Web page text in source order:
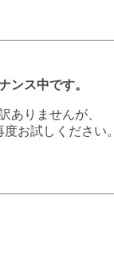
ンス中です。
ありませんが、
お試しください。